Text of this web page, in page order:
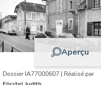
Aperçu
Dossier IA77000607 | Réalisé par